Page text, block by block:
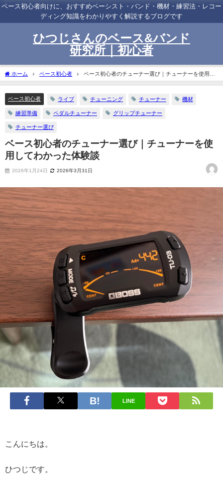
ベース初心者向けに、おすすめベーシスト・バンド・機材・練習法・レコー
ディング知識をわかりやすく解説するブログです
ひつじさんのベース&バンド
研究所｜初心者
ホーム ベース初心者
ベース初心者のチューナー選び｜チューナーを使用し
てわかった体験談
ベース初心者 ライブ チューニング チューナー 機材
練習準備 ペダルチューナー グリップチューナー
チューナー選び
ベース初心者のチューナー選び｜チューナーを使
用してわかった体験談
2026年1月24日 2026年3月31日
LINE
こんにちは。
ひつじです。